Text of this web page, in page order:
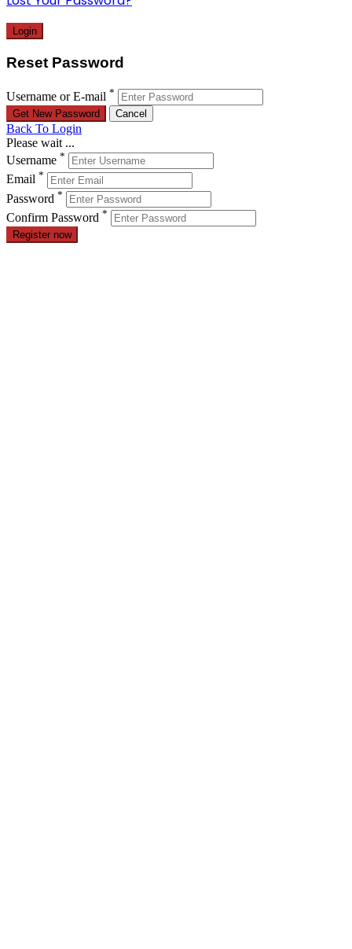
Reset Password
Username or E-mail *
Back To Login
Please wait ...
Username *
Email *
Password *
Confirm Password *
Register now